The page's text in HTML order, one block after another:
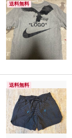
送料無料
送料無料